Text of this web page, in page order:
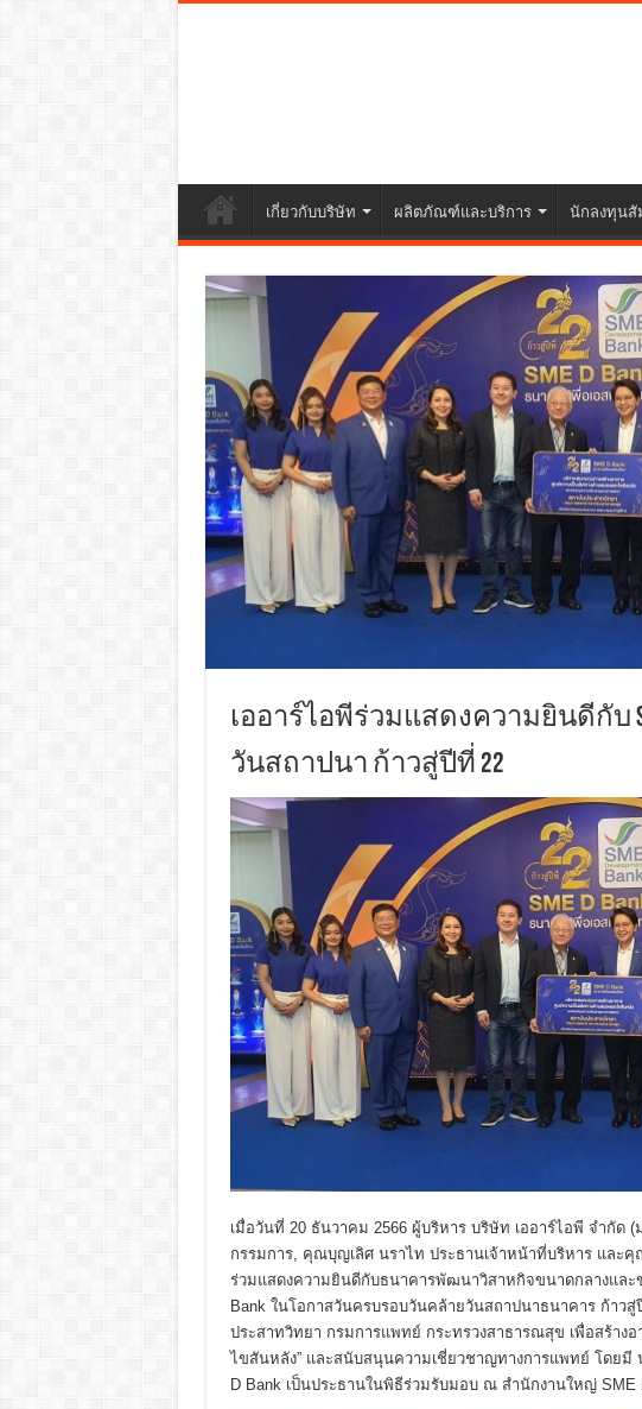
เกี่ยวกับบริษัท ผลิตภัณฑ์และบริการ นักลงทุนสั
เออาร์ไอพีร่วมแสดงความยินดีกับ
วันสถาปนา ก้าวสู่ปีที่ 22
เมื่อวันที่ 20 ธันวาคม 2566 ผู้บริหาร บริษัท เออาร์ไอพี จำกั
กรรมการ, คุณบุญเลิศ นราไท ประธานเจ้าหน้าที่บริหาร และ
ร่วมแสดงความยินดีกับธนาคารพัฒนาวิสาหกิจขนาดกลางและ
Bank ในโอกาสวันครบรอบวันคล้ายวันสถาปนาธนาคาร ก้าว
ประสาทวิทยา กรมการแพทย์ กระทรวงสาธารณสุข เพื่อสร้างอ
ไขสันหลัง” และสนับสนุนความเชี่ยวชาญทางการแพทย์ โดยมี
D Bank เป็นประธานในพิธีร่วมรับมอบ ณ สำนักงานใหญ่ SME